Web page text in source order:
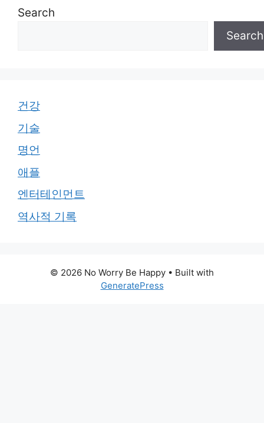
Search
Search
건강
기술
명언
애플
엔터테인먼트
역사적 기록
© 2026 No Worry Be Happy • Built with
GeneratePress